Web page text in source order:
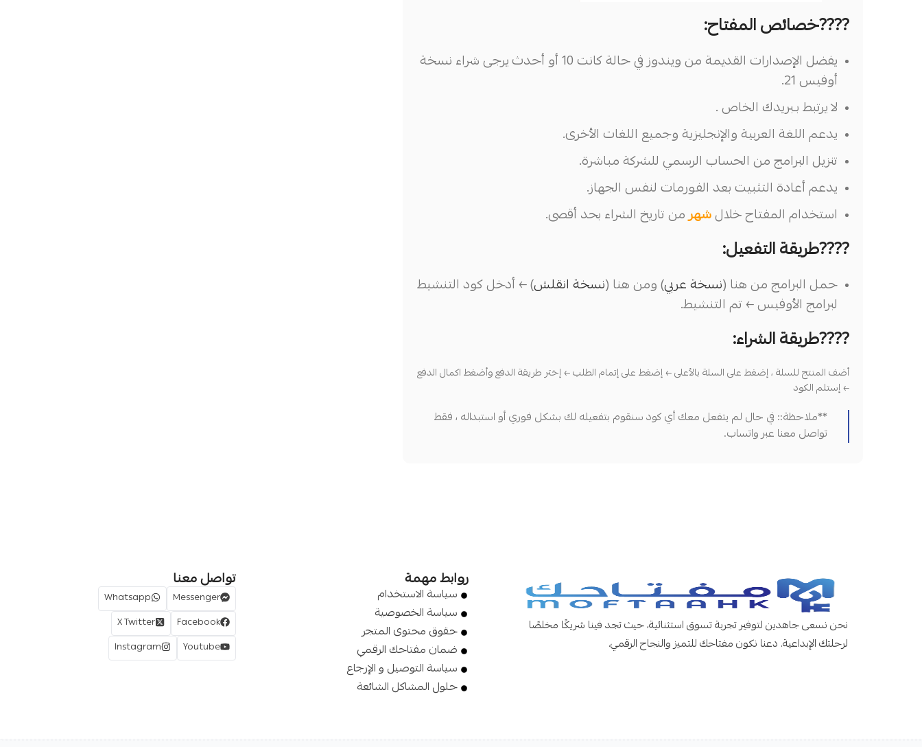
????خصائص المفتاح:
يفضل الإصدارات القديمة من ويندوز في حالة كانت 10 أو أحدث يرجى شراء نسخة
أوفيس 21.
لا يرتبط بـبريدك الخاص .
يدعم اللغة العربية والإنجليزية وجميع اللغات الأخرى.
تنزيل البرامج من الحساب الرسمي للشركة مباشرة.
يدعم أعادة التثبيت بعد الفورمات لنفس الجهاز.
استخدام المفتاح خلالشهرمن تاريخ الشراء بحد أقصى.
????طريقة التفعيل:
حمل البرامج من هنا (نسخة عربي) ومن هنا (نسخة انقلش) ← أدخل كود التنشيط
لبرامج الأوفيس ← تم التنشيط.
????طريقة الشراء:
أضف المنتج للسلة ، إضغط على السلة بالأعلى ← إضغط على إتمام الطلب ← إختر طريقة الدفع وأضغط اكمال الدفع
← إستلم الكود
**ملاحظة:: في حال لم يتفعل معك أي كود سنقوم بتفعيله لك بشكل فوري أو استبداله ، فقط
تواصل معنا عبر واتساب.
نحن نسعى جاهدين لتوفير تجربة تسوق استثنائية، حيث تجد فينا شريكًا مخلصًا
لرحلتك الإبداعية. دعنا نكون مفتاحك للتميز والنجاح الرقمي.
روابط مهمة
سياسة الاستخدام
سياسة الخصوصية
حقوق محتوى المتجر
ضمان مفتاحك الرقمي
سياسة التوصيل و الإرجاع
حلول المشاكل الشائعة
تواصل معنا
Messenger
Whatsapp
Facebook
X Twitter
Youtube
Instagram